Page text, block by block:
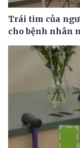
Trái tim của
cho bệnh nhân